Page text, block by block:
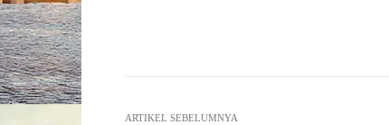
ARTIKEL SEBELUMNYA